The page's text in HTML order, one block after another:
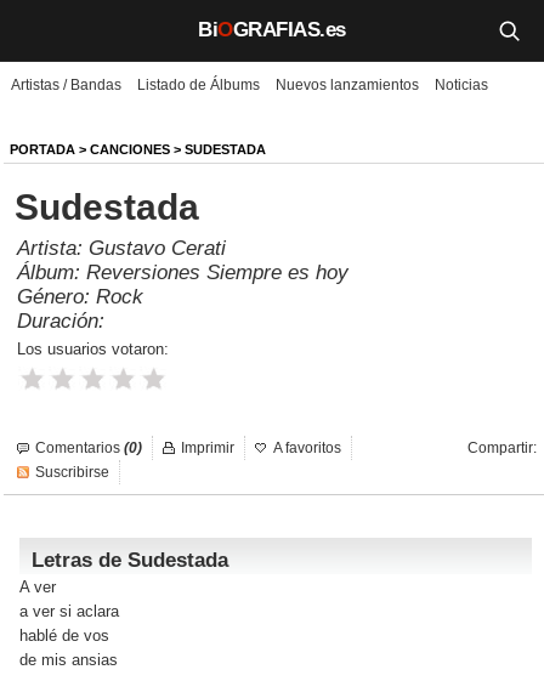
BiOGRAFIAS.es
Biografías
Películas
TV
Música
Un día como hoy
Noticias
Iniciar sesión Crear cuenta
Artistas / Bandas Listado de Álbums Nuevos lanzamientos Noticias
PORTADA > CANCIONES > SUDESTADA
Sudestada
Artista: Gustavo Cerati
Álbum: Reversiones Siempre es hoy
Género: Rock
Duración:
Los usuarios votaron:
Comentarios (0) Compartir:
Imprimir
A favoritos
Suscribirse
Letras de Sudestada
A ver
a ver si aclara
hablé de vos
de mis ansias